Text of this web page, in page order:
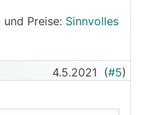
Preise: Sinnvolles
4.5.2021 (#5)